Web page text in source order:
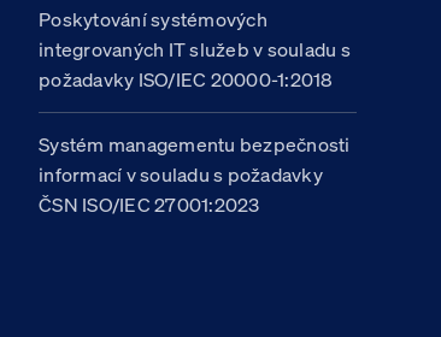
Poskytování systémových
integrovaných IT služeb v souladu s
požadavky ISO/IEC 20000-1:2018
Systém managementu bezpečnosti
informací v souladu s požadavky
ČSN ISO/IEC 27001:2023